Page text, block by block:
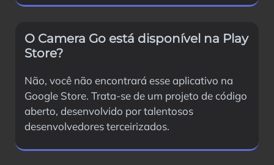
O Camera Go está disponível na Play
Store?
Não, você não encontrará esse aplicativo na
Google Store. Trata-se de um projeto de código
aberto, desenvolvido por talentosos
desenvolvedores terceirizados.